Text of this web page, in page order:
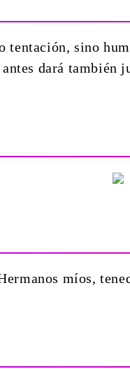
tentación, sino
dará también
míos,